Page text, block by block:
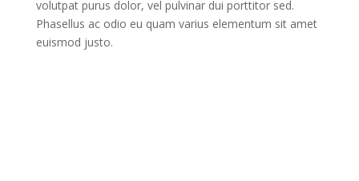
volutpat purus dolor, vel pulvinar dui porttitor sed.
Phasellus ac odio eu quam varius elementum sit amet
euismod justo.